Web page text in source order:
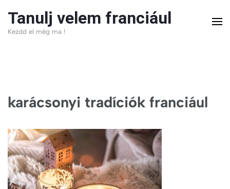
Tanulj velem franciául
Kezdd el még ma !
karácsonyi tradíciók franciául